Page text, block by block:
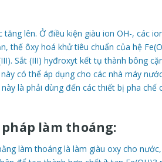
lên. Ở điều kiện giàu ion OH-, các
thế ôxy hoá khử tiêu chuẩn của hệ
Sắt (III) hyđroxyt kết tụ thành bông
có thể áp dụng cho các nhà máy
là phải dùng đến các thiết bị pha chế
làm thoáng:
làm thoáng là làm giàu oxy cho